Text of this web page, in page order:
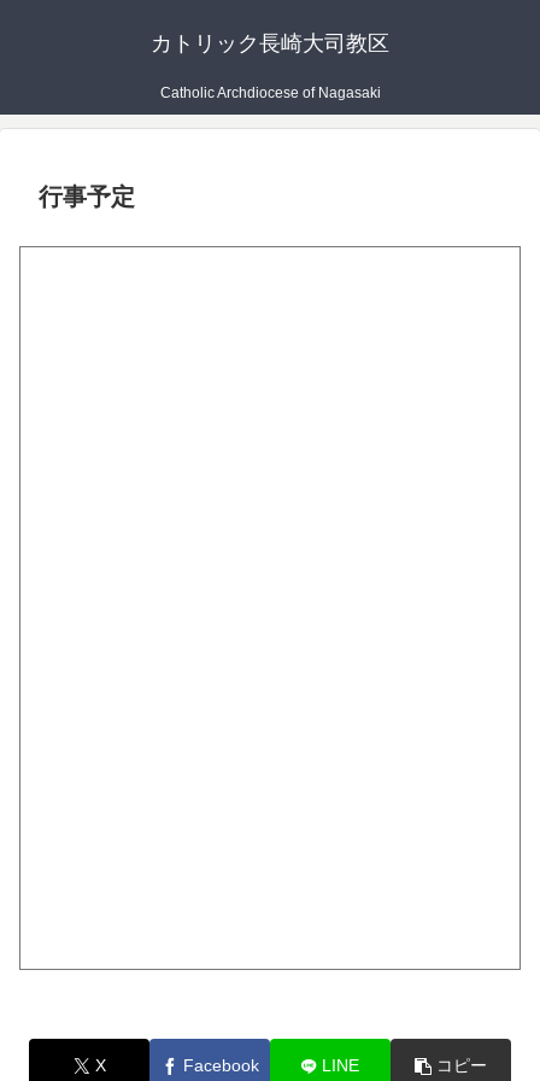
カトリック長崎大司教区
Catholic Archdiocese of Nagasaki
行事予定
X Facebook LINE コピー